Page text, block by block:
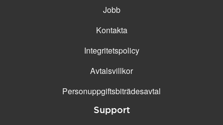
Jobb
Kontakta
Integritetspolicy
Avtalsvillkor
Personuppgifts­biträdesavtal
Support